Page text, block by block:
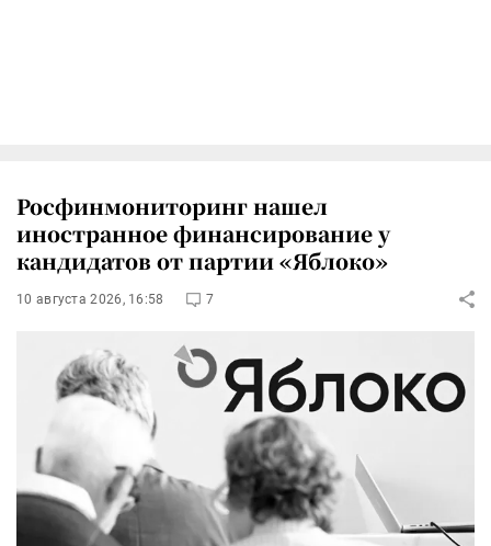
Росфинмониторинг нашел
иностранное финансирование у
кандидатов от партии «Яблоко»
10 августа 2026, 16:58 7